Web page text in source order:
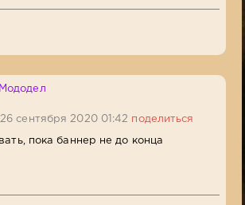
Мододел
26 сентября 2020 01:42 поделиться
пока баннер не до конца